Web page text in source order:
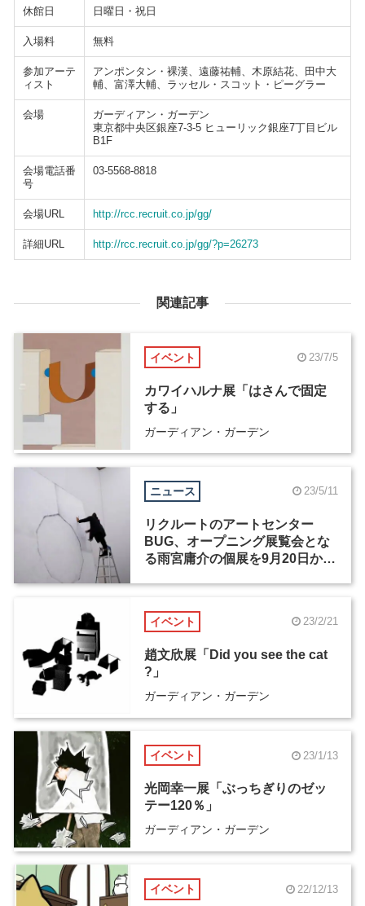
休館日 日曜日・祝日
入場料 無料
参加アーテ
ィスト
アンポンタン・裸漢、遠藤祐輔、木原結花、田中大
輔、富澤大輔、ラッセル・スコット・ピーグラー
会場
ガーディアン・ガーデン
東京都中央区銀座7-3-5 ヒューリック銀座7丁目ビル
B1F
会場電話番
号
03-5568-8818
会場URL http://rcc.recruit.co.jp/gg/
詳細URL http://rcc.recruit.co.jp/gg/?p=26273
関連記事
イベント 23/7/5
カワイハルナ展「はさんで固定
する」
ガーディアン・ガーデン
ニュース 23/5/11
リクルートのアートセンター
BUG、オープニング展覧会とな
る雨宮庸介の個展を9月20日から
イベント 23/2/21
趙文欣展「Did you see the cat
?」
ガーディアン・ガーデン
イベント 23/1/13
光岡幸一展「ぶっちぎりのゼッ
テー120％」
ガーディアン・ガーデン
イベント 22/12/13